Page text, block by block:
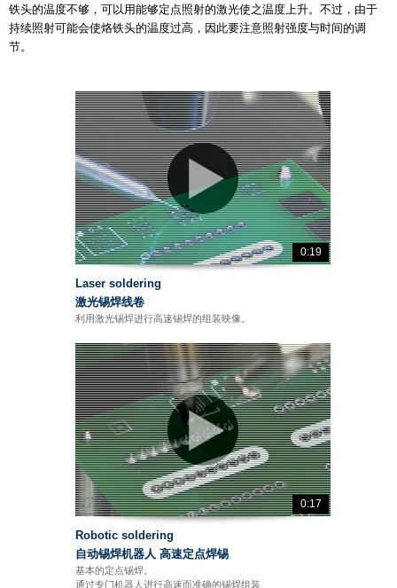
铁头的温度不够，可以用能够定点照射的激光使之温度上升。不过，由于
持续照射可能会使烙铁头的温度过高，因此要注意照射强度与时间的调
节。
0:19
Laser soldering
激光锡焊线卷
利用激光锡焊进行高速锡焊的组装映像。
0:17
Robotic soldering
自动锡焊机器人 高速定点焊锡
基本的定点锡焊。
通过专门机器人进行高速而准确的锡焊组装